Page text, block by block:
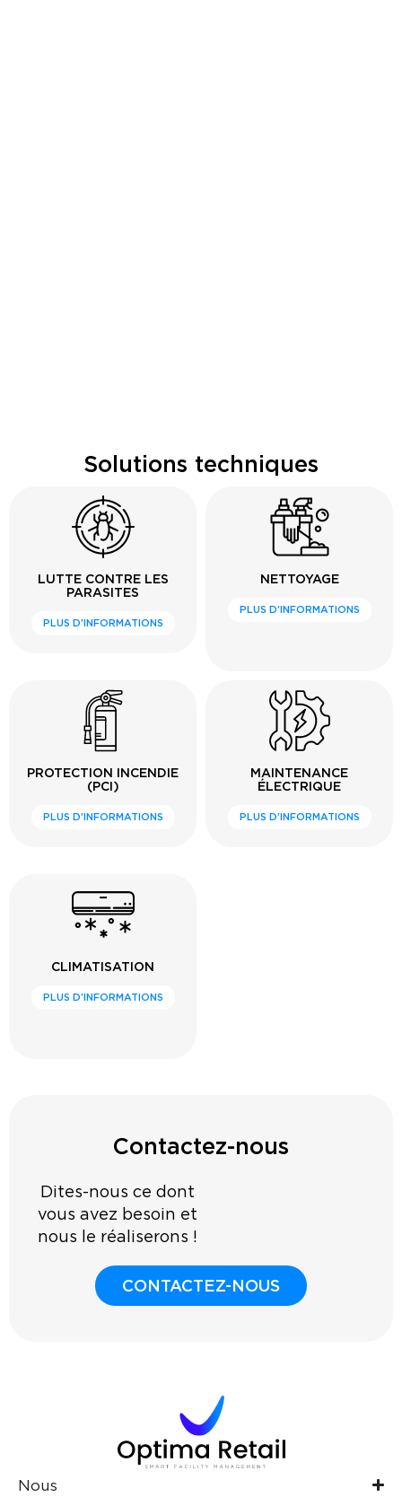
Solutions techniques
LUTTE CONTRE LES
PARASITES
PLUS D'INFORMATIONS
NETTOYAGE
PLUS D'INFORMATIONS
PROTECTION INCENDIE
(PCI)
PLUS D'INFORMATIONS
MAINTENANCE
ÉLECTRIQUE
PLUS D'INFORMATIONS
CLIMATISATION
PLUS D'INFORMATIONS
Contactez-nous
Dites-nous ce dont
vous avez besoin et
nous le réaliserons !
CONTACTEZ-NOUS
Nous